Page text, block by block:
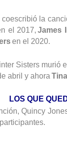
coescribió la
el 2017,James
en el 2020.
Sisters murió
abril y ahora
LOS QUE
Quincy